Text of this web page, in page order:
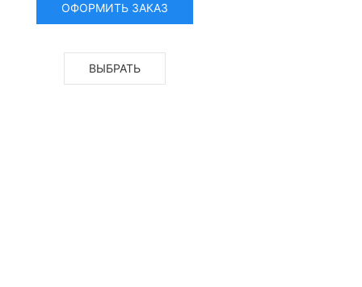
ОФОРМИТЬ ЗАКАЗ
ВЫБРАТЬ
ОФОРМЛЕНИЕ ЗАКАЗА